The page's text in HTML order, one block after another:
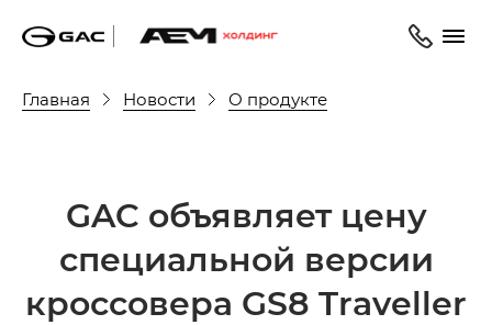
Главная Новости О продукте
GAC объявляет цену
cпециальной версии
кроссовера GS8 Traveller